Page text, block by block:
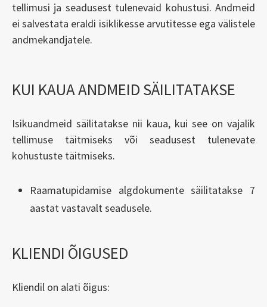
tellimusi ja seadusest tulenevaid kohustusi. Andmeid
ei salvestata eraldi isiklikesse arvutitesse ega välistele
andmekandjatele.
KUI KAUA ANDMEID SÄILITATAKSE
Isikuandmeid säilitatakse nii kaua, kui see on vajalik
tellimuse täitmiseks või seadusest tulenevate
kohustuste täitmiseks.
Raamatupidamise algdokumente säilitatakse 7
aastat vastavalt seadusele.
KLIENDI ÕIGUSED
Kliendil on alati õigus: